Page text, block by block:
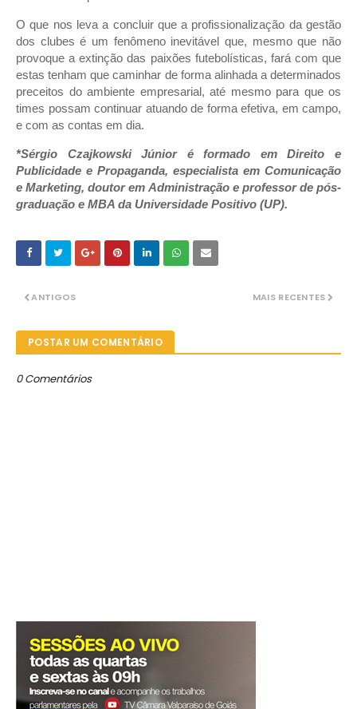
O que nos leva a concluir que a profissionalização da gestão
dos clubes é um fenômeno inevitável que, mesmo que não
provoque a extinção das paixões futebolísticas, fará com que
estas tenham que caminhar de forma alinhada a determinados
preceitos do ambiente empresarial, até mesmo para que os
times possam continuar atuando de forma efetiva, em campo,
e com as contas em dia.
*Sérgio Czajkowski Júnior é formado em Direito e
Publicidade e Propaganda, especialista em Comunicação
e Marketing, doutor em Administração e professor de pós-
graduação e MBA da Universidade Positivo (UP).
MAIS RECENTES
ANTIGOS
POSTAR UM COMENTÁRIO
0 Comentários